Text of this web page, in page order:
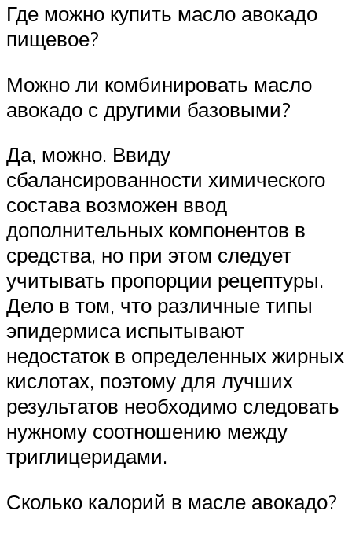
Где можно купить масло авокадо
пищевое?
Можно ли комбинировать масло
авокадо с другими базовыми?
Да, можно. Ввиду
сбалансированности химического
состава возможен ввод
дополнительных компонентов в
средства, но при этом следует
учитывать пропорции рецептуры.
Дело в том, что различные типы
эпидермиса испытывают
недостаток в определенных жирных
кислотах, поэтому для лучших
результатов необходимо следовать
нужному соотношению между
триглицеридами.
Сколько калорий в масле авокадо?